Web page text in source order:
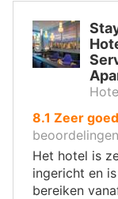
8.1 uit
10
,
Zeer goed
beoordelingen
Het hotel is
ingericht en
bereiken